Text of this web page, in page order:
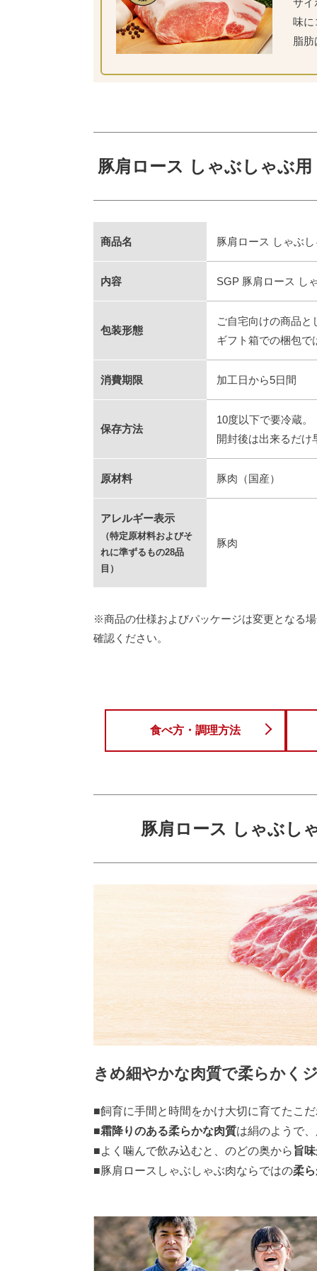
味に
脂
豚肩ロース しゃぶしゃぶ
商品名 豚肩ロース しゃぶ
内容 SGP 豚肩ロース し
包装形態
ご自宅向けの商品
ギフト箱での梱包で
消費期限 加工日から5日間
保存方法
10度以下で要冷蔵。
開封後は出来るだけ
原材料 豚肉（国産）
アレルギー表示
（特定原材料およびそ
れに準ずるもの28品
目）
豚肉
※商品の仕様およびパッケージは変更となる
確認ください。
食べ方・調理方法
豚肩ロース しゃぶし
きめ細やかな肉質で柔らかく
■飼育に手間と時間をかけ大切に育てたこ
■霜降りのある柔らかな肉質は絹のようで
■よく噛んで飲み込むと、のどの奥から 旨
■豚肩ロースしゃぶしゃぶ肉ならではの柔